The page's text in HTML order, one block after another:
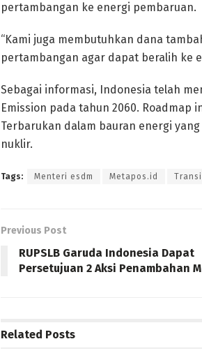
pertambangan ke energi pembaruan.
“Kami juga membutuhkan dana
pertambangan agar dapat beralih ke
Sebagai informasi, Indonesia telah
Emission pada tahun 2060. Roadmap
Terbarukan dalam bauran energi
nuklir.
Tags: Menteri esdm Metapos.id
Previous Post
RUPSLB Garuda Indonesia Dapat
Persetujuan 2 Aksi Penambahan
Related Posts